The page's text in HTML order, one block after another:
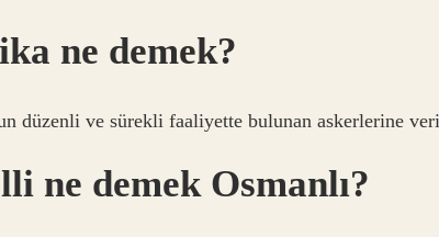
ne demek?
düzenli ve sürekli faaliyette bulunan askerlerine
ne demek Osmanlı?